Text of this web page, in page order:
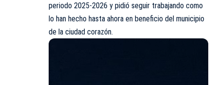
periodo 2025-2026 y pidió seguir trabajando como
lo han hecho hasta ahora en beneficio del municipio
de la ciudad corazón.